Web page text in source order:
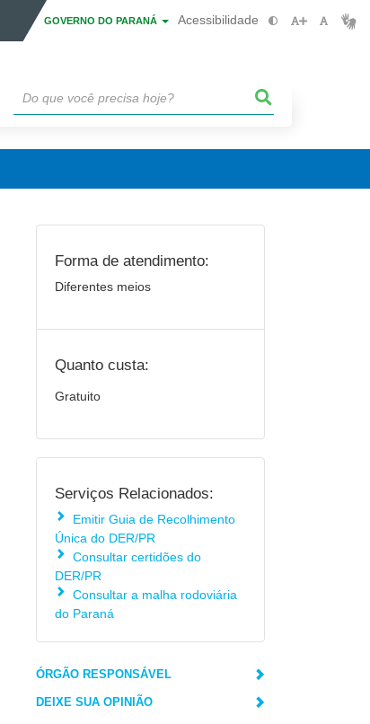
GOVERNO DO PARANÁ Acessibilidade
Forma de atendimento:
Diferentes meios
Quanto custa:
Gratuito
Serviços Relacionados:
Emitir Guia de Recolhimento
Única do DER/PR
Consultar certidões do
DER/PR
Consultar a malha rodoviária
do Paraná
ÓRGÃO RESPONSÁVEL
DEIXE SUA OPINIÃO